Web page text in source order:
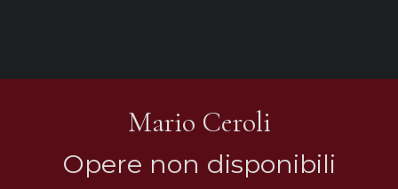
Mario Ceroli
Opere non disponibili